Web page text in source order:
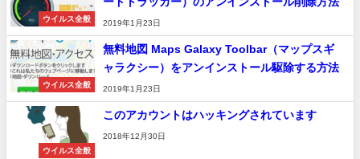
ウイルス全般 2019年1月23日
ウイルス全般
無料地図 Maps Galaxy Toolbar（マップスギ
ャラクシー）をアンインストール駆除する方法
2019年1月23日
ウイルス全般
このアカウントはハッキングされています
2018年12月30日